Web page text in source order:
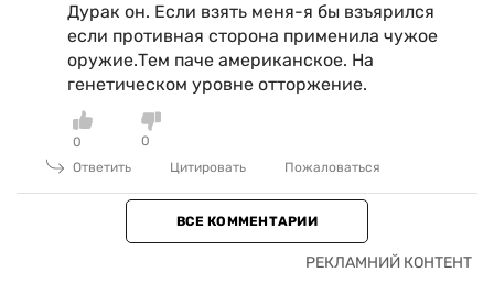
Дурак он. Если взять меня-я бы взъярился
если противная сторона применила чужое
оружие.Тем паче американское. На
генетическом уровне отторжение.
0
0
Ответить
Цитировать Пожаловаться
ВСЕ КОММЕНТАРИИ